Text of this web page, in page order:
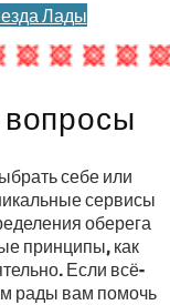
Лады
себе или
сервисы
оберега
принципы, как
Если всё-
рады вам помочь